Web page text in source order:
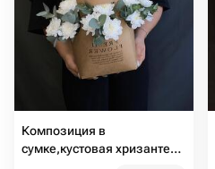
Композиция в
сумке,кустовая хризантема